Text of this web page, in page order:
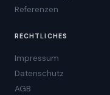
Referenzen
RECHTLICHES
Impressum
Datenschutz
AGB